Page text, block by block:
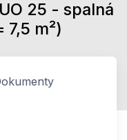
25 - spalná
7,5 m²)